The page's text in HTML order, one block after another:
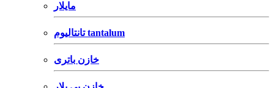
مایلار
تانتالیوم tantalum
خازن باتری